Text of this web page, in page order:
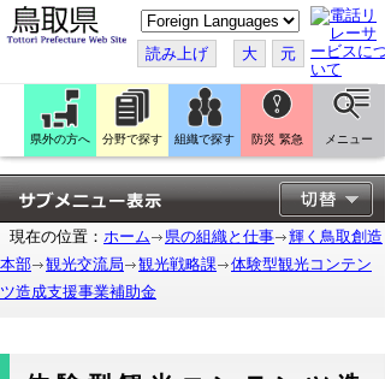
こ
の
ペ
ー
ジ
翻
訳
す
る
読み上げ 大 元
県外の方へ 分野で探す 組織で探す 防災 緊急 メニュー
現在の位置： ホーム 県の組織と仕事
輝く鳥取創造
本部
観光交流局 観光戦略課
体験型観光コンテン
ツ造成支援事業補助金